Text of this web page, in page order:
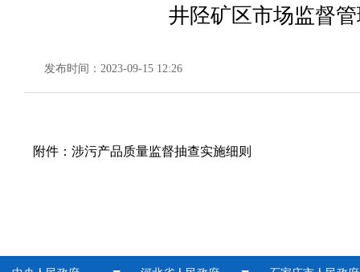
井陉矿区市场监督
发布时间：2023-09-15 12:26
附件：涉污产品质量监督抽查实施细则